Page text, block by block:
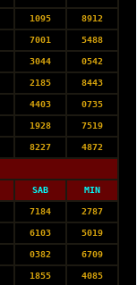
1095 8912
7001 5488
3044 0542
2185 8443
4403 0735
1928 7519
8227 4872
SAB MIN
7184 2787
6103 5019
0382 6709
1855 4085